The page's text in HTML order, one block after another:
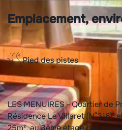
Emplacement,
Pied des pistes
LES MENUIRES - Quartier de
Résidence Le Villaret (N°316),
25m², au 3ème étage par